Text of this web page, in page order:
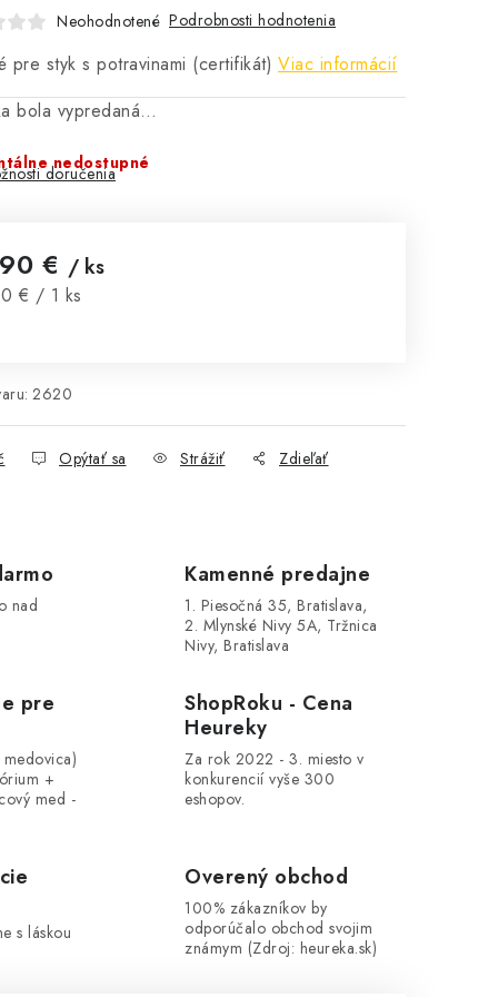
Neohodnotené Podrobnosti hodnotenia
pre styk s potravinami (certifikát) Viac informácií
bola vypredaná…
nedostupné
doručenia
€ / ks
cena:
€ / 1 ks
2620
Opýtať sa Strážiť Zdieľať
nad
Kamenné predajne
1. Piesočná 35, Bratislava,
2. Mlynské Nivy 5A, Tržnica
Nivy, Bratislava
pre
+
med -
ShopRoku - Cena
Heureky
Za rok 2022 - 3. miesto v
konkurencií vyše 300
eshopov.
s láskou
Overený obchod
100% zákazníkov by
odporúčalo obchod svojim
známym (Zdroj: heureka.sk)